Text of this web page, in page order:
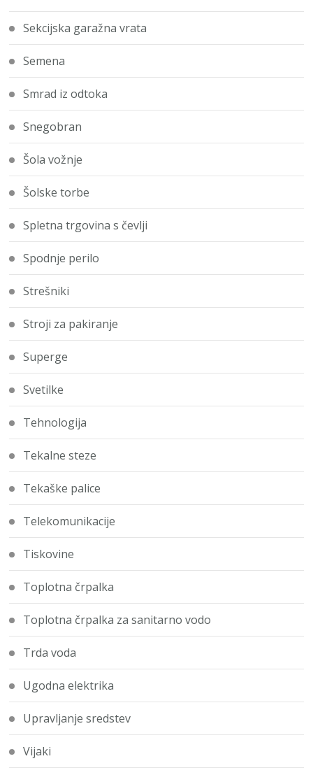
Sekcijska garažna vrata
Semena
Smrad iz odtoka
Snegobran
Šola vožnje
Šolske torbe
Spletna trgovina s čevlji
Spodnje perilo
Strešniki
Stroji za pakiranje
Superge
Svetilke
Tehnologija
Tekalne steze
Tekaške palice
Telekomunikacije
Tiskovine
Toplotna črpalka
Toplotna črpalka za sanitarno vodo
Trda voda
Ugodna elektrika
Upravljanje sredstev
Vijaki